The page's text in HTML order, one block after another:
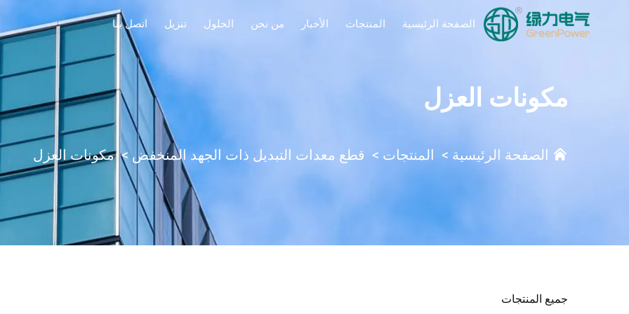
الصفحة الرئيسية المنتجات الأخبار من نحن الحلول تنزيل اتصل بنا
مكونات العزل
الصفحة الرئيسية > المنتجات > قطع معدات التبديل ذات الجهد المنخفض >مكونات العزل
جميع المنتجات